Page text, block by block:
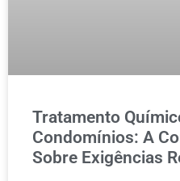
Tratamento
Condomínios: A
Sobre Exigências